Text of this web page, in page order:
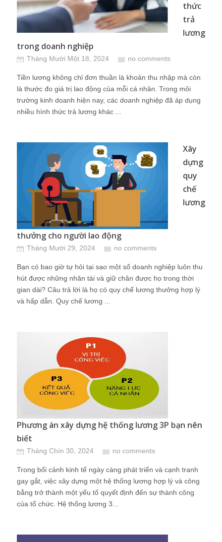
thức
trả
lương
trong doanh nghiệp
Tháng Mười Một 18, 2024 no comments
Tiền lương không chỉ đơn thuần là khoản thu nhập mà còn
là thước đo giá trị lao động của mỗi cá nhân. Trong môi
trường kinh doanh hiện nay, các doanh nghiệp đã áp dụng
nhiều hình thức trả lương khác ...
Xây
dựng
quy
chế
lương
thưởng cho người lao động
Tháng Mười 29, 2024 no comments
Bạn có bao giờ tự hỏi tại sao một số doanh nghiệp luôn thu
hút được những nhân tài và giữ chân được họ trong thời
gian dài? Câu trả lời là họ có quy chế lương thưởng hợp lý
và hấp dẫn. Quy chế lương ...
Phương án xây dựng hệ thống lương 3P bạn nên
biết
Tháng Chín 30, 2024 no comments
Trong bối cảnh kinh tế ngày càng phát triển và cạnh tranh
gay gắt, việc xây dựng một hệ thống lương hợp lý và công
bằng trở thành một yếu tố quyết định đến sự thành công
của tổ chức. Hệ thống lương 3...